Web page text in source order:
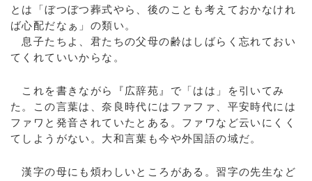
とは「ぼつぼつ葬式やら、後のことも考えておかなけれ
ば心配だなぁ」の類い。
息子たちよ、君たちの父母の齢はしばらく忘れておい
てくれていいからな。
これを書きながら『広辞苑』で「はは」を引いてみ
た。この言葉は、奈良時代にはファファ、平安時代には
ファワと発音されていたとある。ファワなど云いにくく
てしようがない。大和言葉も今や外国語の域だ。
漢字の母にも煩わしいところがある。習字の先生など